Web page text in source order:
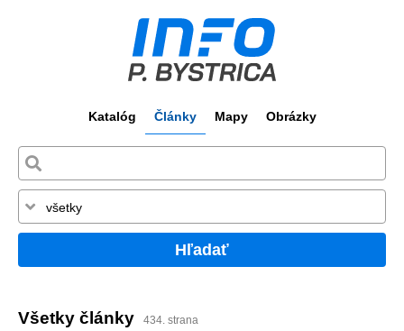
Katalóg Články Mapy Obrázky
Hľadať
Všetky články 434. strana